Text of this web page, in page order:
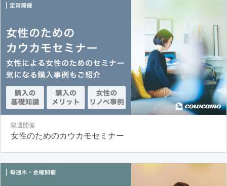
隔週開催
女性のためのカウカモセミナー